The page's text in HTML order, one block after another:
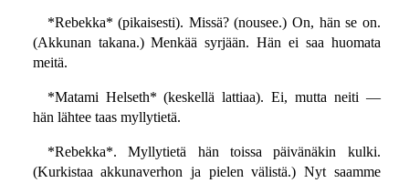
*Rebekka* (pikaisesti). Missä? (nousee.) On, hän se on.
(Akkunan takana.) Menkää syrjään. Hän ei saa huomata
meitä.
*Matami Helseth* (keskellä lattiaa). Ei, mutta neiti —
hän lähtee taas myllytietä.
*Rebekka*. Myllytietä hän toissa päivänäkin kulki.
(Kurkistaa akkunaverhon ja pielen välistä.) Nyt saamme